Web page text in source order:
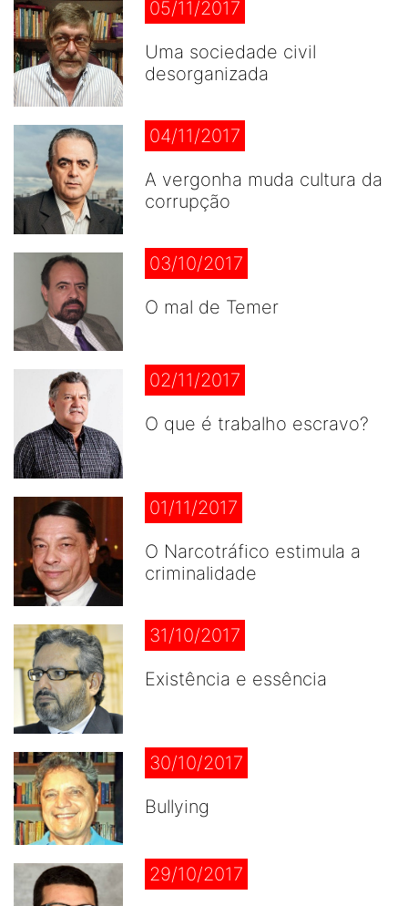
05/11/2017
Uma sociedade civil
desorganizada
04/11/2017
A vergonha muda cultura da
corrupção
03/10/2017
O mal de Temer
02/11/2017
O que é trabalho escravo?
01/11/2017
O Narcotráfico estimula a
criminalidade
31/10/2017
Existência e essência
30/10/2017
Bullying
29/10/2017